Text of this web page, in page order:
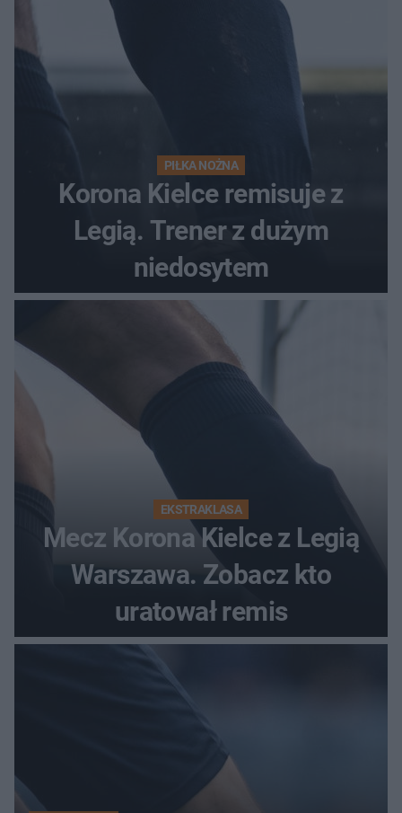
PIŁKA NOŻNA
Korona Kielce remisuje z
Legią. Trener z dużym
niedosytem
EKSTRAKLASA
Mecz Korona Kielce z Legią
Warszawa. Zobacz kto
uratował remis